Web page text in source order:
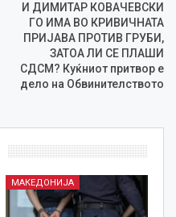
И ДИМИТАР КОВАЧЕВСКИ
ГО ИМА ВО КРИВИЧНАТА
ПРИЈАВА ПРОТИВ ГРУБИ,
ЗАТОА ЛИ СЕ ПЛАШИ
СДСМ? Куќниот притвор е
дело на Обвинителството
МАКЕДОНИЈА